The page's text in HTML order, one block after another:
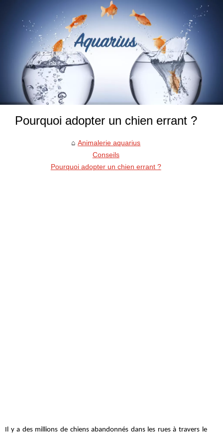
Pourquoi adopter un chien errant ?
Animalerie aquarius
Conseils
Pourquoi adopter un chien errant ?
Il y a des millions de chiens abandonnés dans les rues à travers le